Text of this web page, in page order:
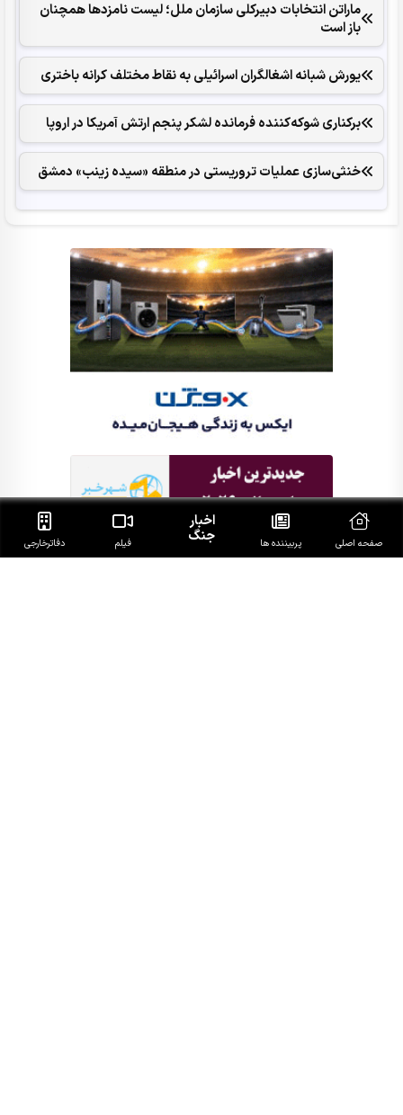
ماراتن انتخابات دبیرکلی سازمان ملل؛ لیست نامزدها همچنان
باز است
یورش شبانه اشغالگران اسرائیلی به نقاط مختلف کرانه باختری
برکناری شوکه‌کننده فرمانده لشکر پنجم ارتش آمریکا در اروپا
خنثی‌سازی عملیات تروریستی در منطقه «سیده زینب» دمشق
صفحه اصلی پربیننده ها
اخبار
جنگ فیلم دفاتر‌خارجی